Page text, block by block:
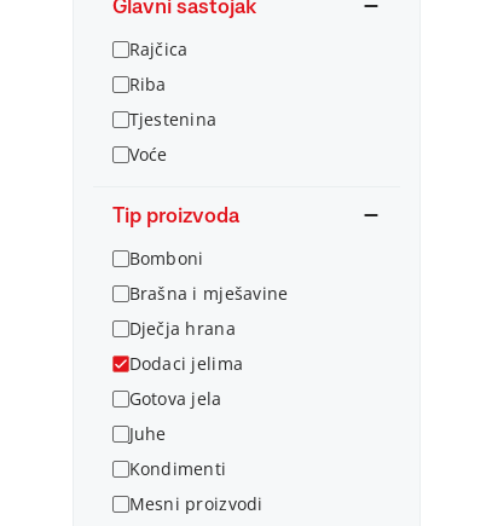
Glavni sastojak
Rajčica
Riba
Tjestenina
Voće
Tip proizvoda
Bomboni
Brašna i mješavine
Dječja hrana
Dodaci jelima
Gotova jela
Juhe
Kondimenti
Mesni proizvodi